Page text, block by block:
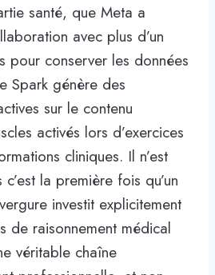
santé, que Meta a
avec plus d’un
pour conserver les données
Spark génère des
sur le contenu
activés lors d’exercices
cliniques. Il n’est
la première fois qu’un
investit explicitement
de raisonnement médical
véritable chaîne